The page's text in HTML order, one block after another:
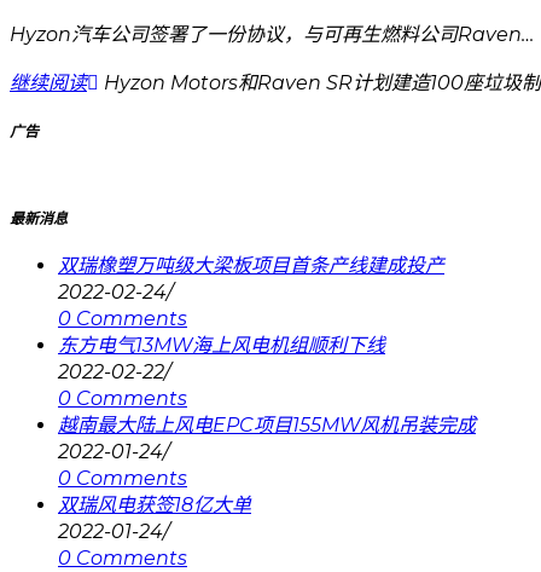
Hyzon汽车公司签署了一份协议，与可再生燃料公司Raven…
继续阅读 Hyzon Motors和Raven SR计划建造100座垃圾
广告
最新消息
双瑞橡塑万吨级大梁板项目首条产线建成投产
2022-02-24/
0 Comments
东方电气13MW海上风电机组顺利下线
2022-02-22/
0 Comments
越南最大陆上风电EPC项目155MW风机吊装完成
2022-01-24/
0 Comments
双瑞风电获签18亿大单
2022-01-24/
0 Comments